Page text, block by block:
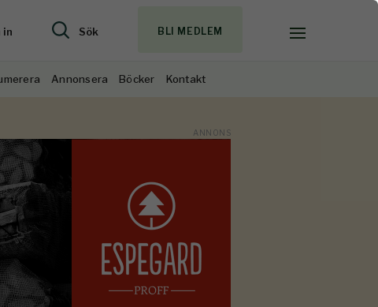
in Sök BLI MEDLEM
Annonsera Böcker Kontakt